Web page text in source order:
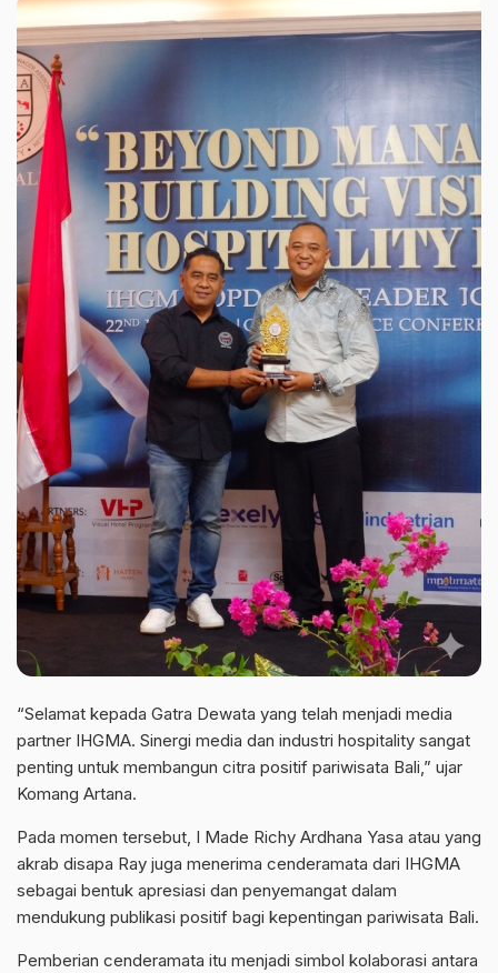
“Selamat kepada Gatra Dewata yang telah menjadi media
partner IHGMA. Sinergi media dan industri hospitality sangat
penting untuk membangun citra positif pariwisata Bali,” ujar
Komang Artana.
Pada momen tersebut, I Made Richy Ardhana Yasa atau yang
akrab disapa Ray juga menerima cenderamata dari IHGMA
sebagai bentuk apresiasi dan penyemangat dalam
mendukung publikasi positif bagi kepentingan pariwisata Bali.
Pemberian cenderamata itu menjadi simbol kolaborasi antara